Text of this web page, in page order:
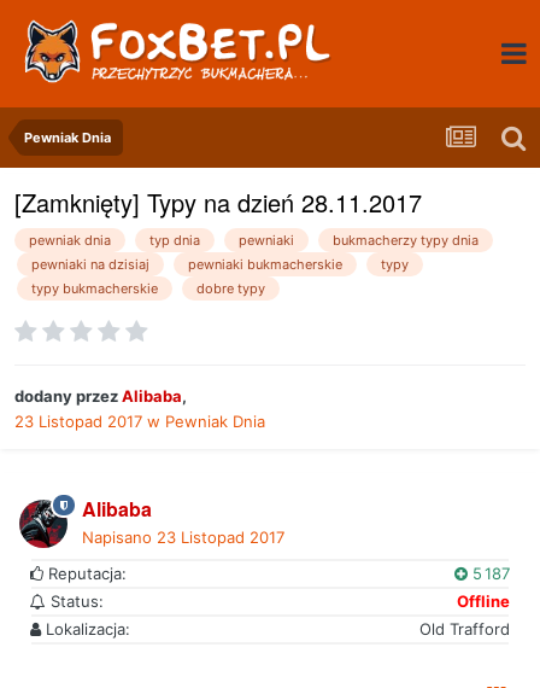
Pewniak Dnia
[Zamknięty] Typy na dzień 28.11.2017
pewniak dnia typ dnia pewniaki
bukmacherzy typy dnia
pewniaki na dzisiaj
pewniaki bukmacherskie
typy
typy bukmacherskie
dobre typy
dodany przezAlibaba,
23 Listopad 2017 w Pewniak Dnia
Alibaba
Napisano 23 Listopad 2017
Reputacja:
5 187
Status:
Offline
Lokalizacja:
Old Trafford